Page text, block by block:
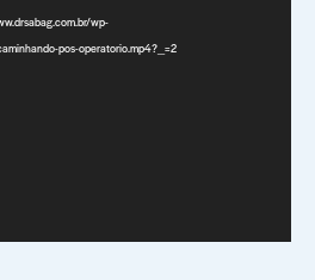
wp-
pos-operatorio.mp4?_=2